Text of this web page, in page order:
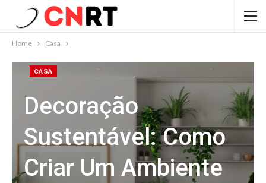
Home Casa
CASA
Decoração
Sustentável: Como
Criar Um Ambiente